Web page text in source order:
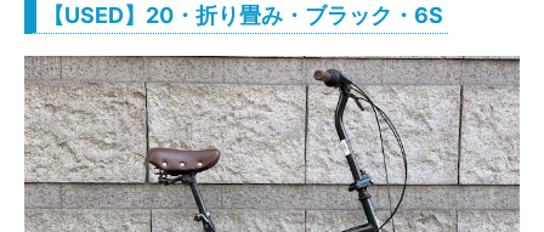
【USED】20・折り畳み・ブラック・6S